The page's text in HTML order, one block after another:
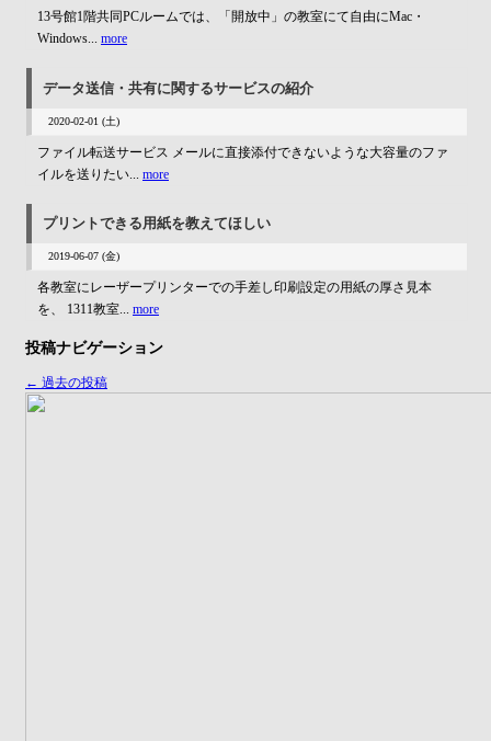
13号館1階共同PCルームでは、「開放中」の教室にて自由にMac・
Windows... more
データ送信・共有に関するサービスの紹介
2020-02-01 (土)
ファイル転送サービス メールに直接添付できないような大容量のファ
イルを送りたい... more
プリントできる用紙を教えてほしい
2019-06-07 (金)
各教室にレーザープリンターでの手差し印刷設定の用紙の厚さ見本
を、 1311教室... more
投稿ナビゲーション
← 過去の投稿